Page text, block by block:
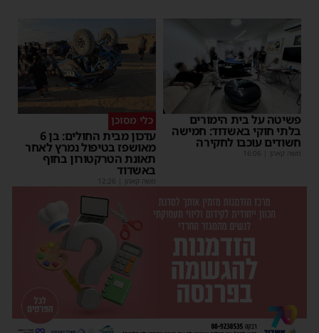
פשיטה על בית הימורים
בלתי חוקי באשדוד: חמישה
חשודים עוכבו לחקירה
משה קאהן 16:06
כלי מסוכן
עדכון מבית החולים: בן 6
מאושפז בטיפול נמרץ לאחר
תאונת הטרקטורון בחוף
באשדוד
משה קאהן 12:26